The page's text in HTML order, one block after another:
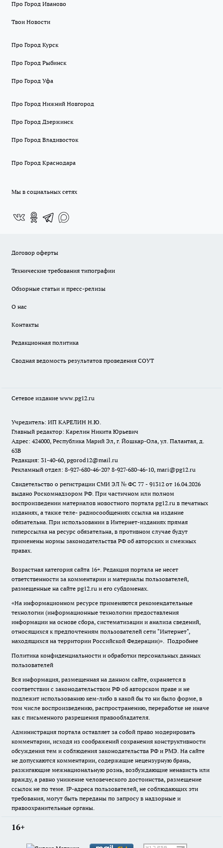
Про Город Иваново
Твои Новости
Про Город Курск
Про Город Рыбинск
Про Город Уфа
Про Город Нижний Новгород
Про Город Дзержинск
Про Город Владивосток
Про Город Краснодара
Мы в социальных сетях
Договор оферты
Технические требования типографии
Обзорные статьи и пресс-релизы
О нас
Контакты
Редакционная политика
Сводная ведомость результатов проведения СОУТ
Сетевое издание www.pg12.ru
Учредитель: ИП КАРЕЛИН Н.Ю.
Главный редактор: Карелин Никита Юрьевич
Адрес: 424000, Республика Марий Эл, г. Йошкар-Ола, ул. Палантая, д.
63В
Редакция: 31-40-60, pgorod12@mail.ru
Рекламный отдел: 8-927-680-46-20? 8-927-680-46-10, mari@pg12.ru
Свидетельство о регистрации СМИ ЭЛ № ФС 77 - 91312 от 16.04.2026
выдано Роскомнадзором РФ. При частичном или полном
воспроизведении материалов новостного портала pg12.ru в печатных
изданиях, а также теле- радиосообщениях ссылка на издание
обязательна. При использовании в Интернет-изданиях прямая
гиперссылка на ресурс обязательна, в противном случае будут
применены нормы законодательства РФ об авторских и смежных
правах.
Возрастная категория сайта 16+. Редакция портала не несет
ответственности за комментарии и материалы пользователей,
размещенные на сайте pg12.ru и его субдоменах.
«На информационном ресурсе применяются рекомендательные
технологии (информационные технологии предоставления
информации на основе сбора, систематизации и анализа сведений,
относящихся к предпочтениям пользователей сети "Интернет",
находящихся на территории Российской Федерации)». Подробнее
Политика конфиденциальности и обработки персональных данных
пользователей
Вся информация, размещенная на данном сайте, охраняется в
соответствии с законодательством РФ об авторском праве и не
подлежит использованию кем-либо в какой бы то ни было форме, в
том числе воспроизведению, распространению, переработке не иначе
как с письменного разрешения правообладателя.
Администрация портала оставляет за собой право модерировать
комментарии, исходя из соображений сохранения конструктивности
обсуждения тем и соблюдения законодательства РФ и РМЭ. На сайте
не допускаются комментарии, содержащие нецензурную брань,
разжигающие межнациональную рознь, возбуждающие ненависть или
вражду, а равно унижение человеческого достоинства, размещение
ссылок не по теме. IP-адреса пользователей, не соблюдающих эти
требования, могут быть переданы по запросу в надзорные и
правоохранительные органы.
16+